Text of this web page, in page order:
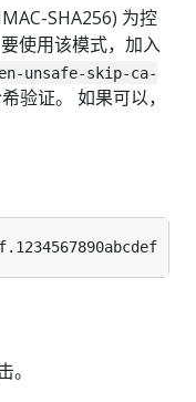
SHA256) 为控
使用该模式，加入
unsafe-skip-ca-
验证。 如果可以，